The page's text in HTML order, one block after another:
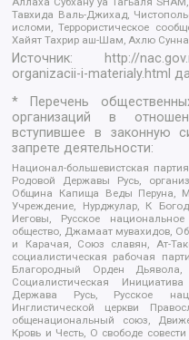
Тавхида Валь-Джихад,
исломи, Террористическое
Хайят Тахрир аш-Шам, Ахлю
Источник:
http://
organizacii-i-materialy.html
* Перечень
организаций в
вступившее в законную
запрете деятельности:
Национал-большевистская
Родовой Державы Русь,
Община Капища Веды Перуна,
Учреждение, Нурджулар, К
Иеговы, Русское национальное
общество, Джамаат мувахидов,
и Карачая, Союз славян, Ат-
социалистическая рабочая
Благородный Орден
Социалистическая
Держава Русь, Русское
Инглистической церкви
общенациональный союз,
Кровь и Честь, О свободе